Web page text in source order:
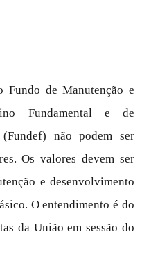
Fundo de Manutenção e
Fundamental e de
não podem ser
Os valores devem ser
e desenvolvimento
O entendimento é do
da União em sessão do